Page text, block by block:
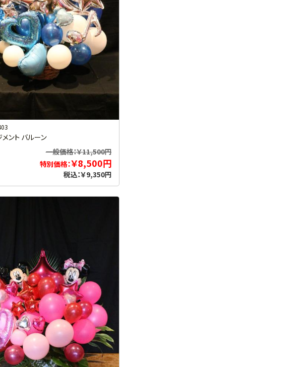
ント バルーン
一般価格：￥11,500円
特別価格：￥8,500円
税込：￥9,350円